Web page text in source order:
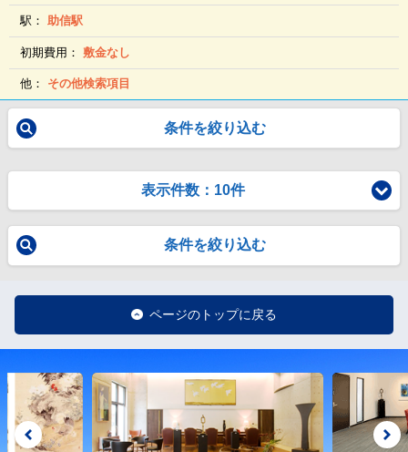
駅： 助信駅
初期費用：敷金なし
他： その他検索項目
条件を絞り込む
表示件数：10件
条件を絞り込む
ページのトップに戻る